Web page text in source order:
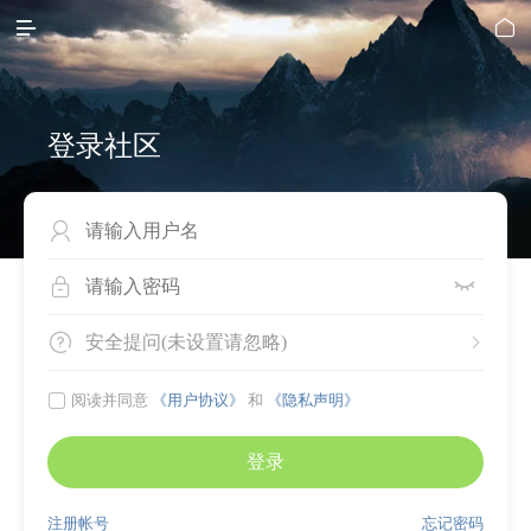
 
登录社区

 
 
安全提问(未设置请忽略)
 阅读并同意 《用户协议》 和 《隐私声明》
登录
忘记密码
注册帐号